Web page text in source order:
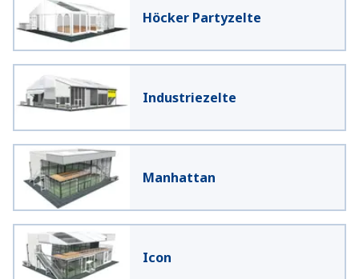
Höcker Partyzelte
Industriezelte
Manhattan
Icon